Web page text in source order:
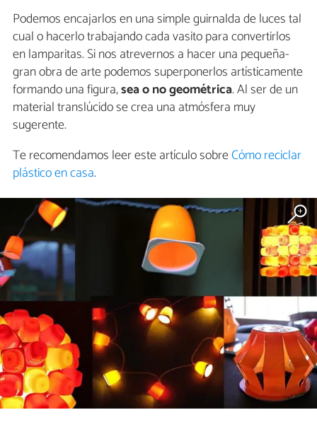
Podemos encajarlos en una simple guirnalda de luces tal
cual o hacerlo trabajando cada vasito para convertirlos
en lamparitas. Si nos atrevernos a hacer una pequeña-
gran obra de arte podemos superponerlos artísticamente
formando una figura,sea o no geométrica. Al ser de un
material translúcido se crea una atmósfera muy
sugerente.
Te recomendamos leer este artículo sobreCómo reciclar
plástico en casa.